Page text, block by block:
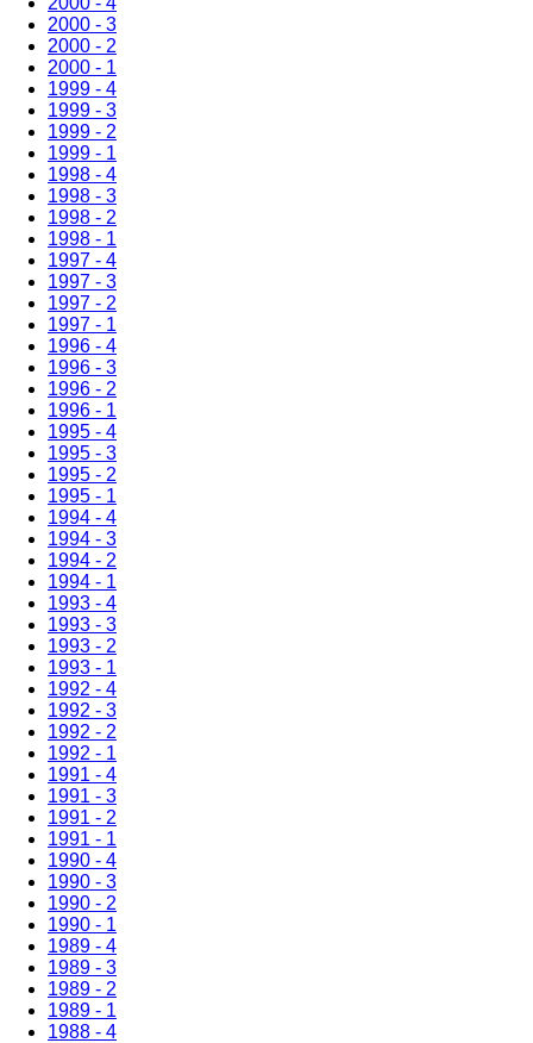
2000 - 3
2000 - 2
2000 - 1
1999 - 4
1999 - 3
1999 - 2
1999 - 1
1998 - 4
1998 - 3
1998 - 2
1998 - 1
1997 - 4
1997 - 3
1997 - 2
1997 - 1
1996 - 4
1996 - 3
1996 - 2
1996 - 1
1995 - 4
1995 - 3
1995 - 2
1995 - 1
1994 - 4
1994 - 3
1994 - 2
1994 - 1
1993 - 4
1993 - 3
1993 - 2
1993 - 1
1992 - 4
1992 - 3
1992 - 2
1992 - 1
1991 - 4
1991 - 3
1991 - 2
1991 - 1
1990 - 4
1990 - 3
1990 - 2
1990 - 1
1989 - 4
1989 - 3
1989 - 2
1989 - 1
1988 - 4